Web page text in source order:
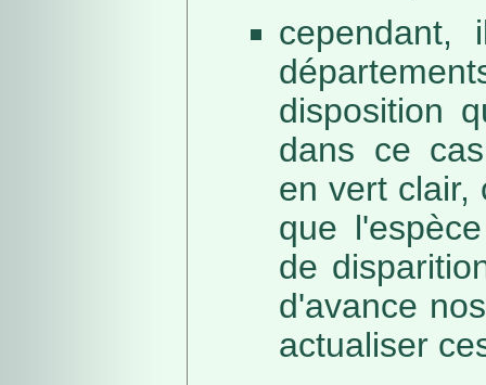
cependant,
disposition
dans ce
en vert clair,
que
de
d'avance
actualiser